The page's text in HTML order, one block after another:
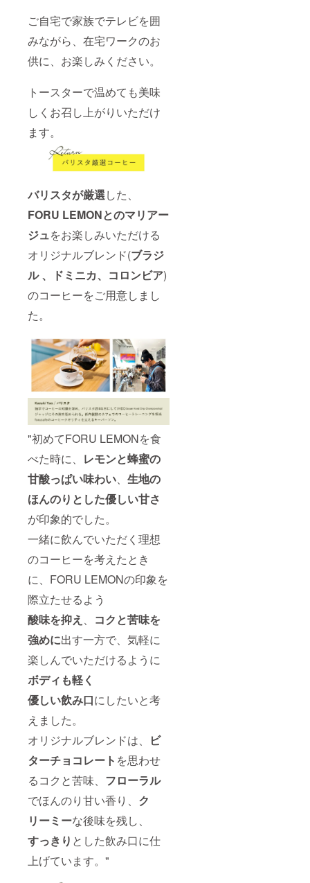
ご自宅で家族でテレビを囲
みながら、在宅ワークのお
供に、お楽しみください。
トースターで温めても美味
しくお召し上がりいただけ
ます。
バリスタが厳選した、
FORU LEMONとのマリアー
ジュをお楽しみいただける
オリジナルブレンド(ブラジ
ル 、ドミニカ、コロンビア)
のコーヒーをご用意しまし
た。
"初めてFORU LEMONを食
べた時に、 レモンと蜂蜜の
甘酸っぱい味わい、 生地の
ほんのりとした優しい甘さ
が印象的でした。
一緒に飲んでいただく理想
のコーヒーを考えたとき
に、FORU LEMONの印象を
際立たせるよう
酸味を抑え 、 コクと苦味を
強めに出す一方で、気軽に
楽しんでいただけるように
ボディも軽く
優しい飲み口にしたいと考
えました。
オリジナルブレンドは、
ビ
ターチョコレート を思わせ
るコクと苦味、 フローラル
でほんのり甘い香り、 ク
リーミーな後味を残し、
すっきり とした飲み口に仕
上げています。"